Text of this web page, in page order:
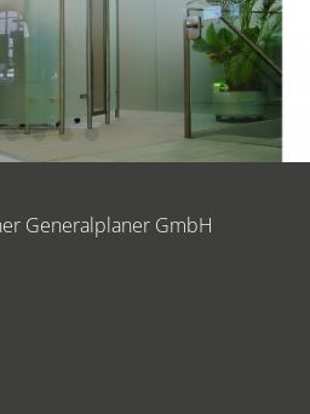
Generalplaner GmbH